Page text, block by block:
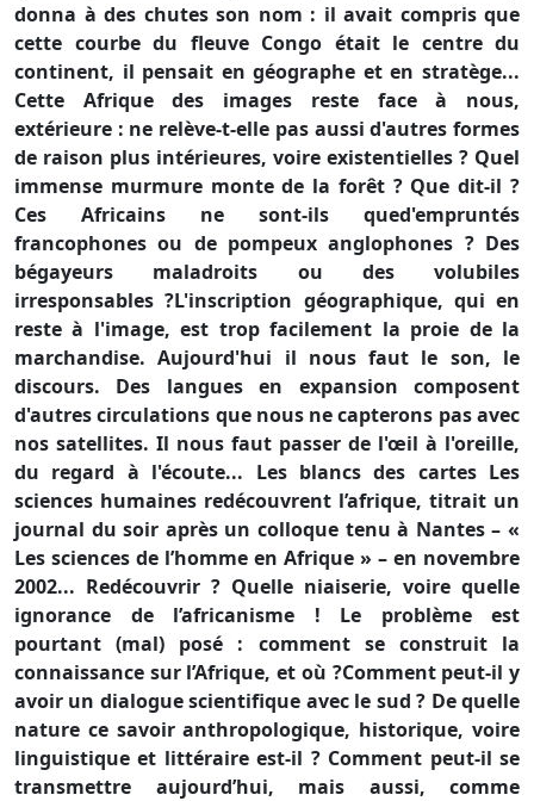
donna à des chutes son nom : il avait compris que
cette courbe du fleuve Congo était le centre du
continent, il pensait en géographe et en stratège...
Cette Afrique des images reste face à nous,
extérieure : ne relève-t-elle pas aussi d'autres formes
de raison plus intérieures, voire existentielles ? Quel
immense murmure monte de la forêt ? Que dit-il ?
Ces Africains ne sont-ils qued'empruntés
francophones ou de pompeux anglophones ? Des
bégayeurs maladroits ou des volubiles
irresponsables ?L'inscription géographique, qui en
reste à l'image, est trop facilement la proie de la
marchandise. Aujourd'hui il nous faut le son, le
discours. Des langues en expansion composent
d'autres circulations que nous ne capterons pas avec
nos satellites. Il nous faut passer de l'œil à l'oreille,
du regard à l'écoute... Les blancs des cartes Les
sciences humaines redécouvrent l’afrique, titrait un
journal du soir après un colloque tenu à Nantes – «
Les sciences de l’homme en Afrique » – en novembre
2002... Redécouvrir ? Quelle niaiserie, voire quelle
ignorance de l’africanisme ! Le problème est
pourtant (mal) posé : comment se construit la
connaissance sur l’Afrique, et où ?Comment peut-il y
avoir un dialogue scientifique avec le sud ? De quelle
nature ce savoir anthropologique, historique, voire
linguistique et littéraire est-il ? Comment peut-il se
transmettre aujourd’hui, mais aussi, comme